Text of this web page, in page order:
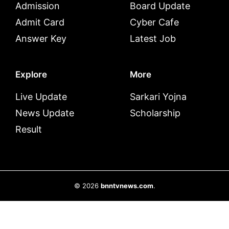
Admission
Admit Card
Answer Key
Board Update
Cyber Cafe
Latest Job
Explore
Live Update
News Update
Result
More
Sarkari Yojna
Scholarship
© 2026 bnntvnews.com.